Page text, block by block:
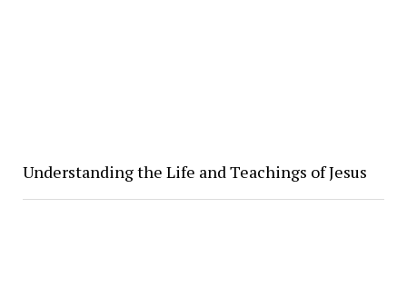
Understanding the Life and Teachings of Jesus